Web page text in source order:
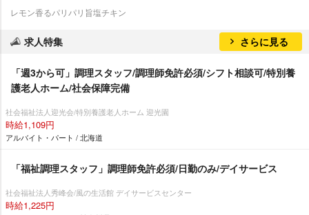
レモン香るパリパリ旨塩チキン
求人特集 さらに見る
「週3から可」調理スタッフ/調理師免許必須/シフト相談可/特別養
護老人ホーム/社会保障完備
社会福祉法人迎光会/特別養護老人ホーム 迎光園
時給1,109円
アルバイト・パート / 北海道
「福祉調理スタッフ」調理師免許必須/日勤のみ/デイサービス
社会福祉法人秀峰会/風の生活館 デイサービスセンター
時給1,225円